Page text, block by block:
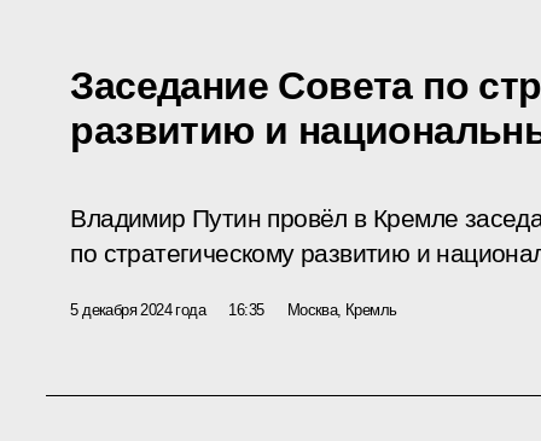
Заседание Совета по
развитию и
Владимир Путин провёл в Кремле
по стратегическому развитию и
5 декабря 2024 года 16:35 Москва, Кремль